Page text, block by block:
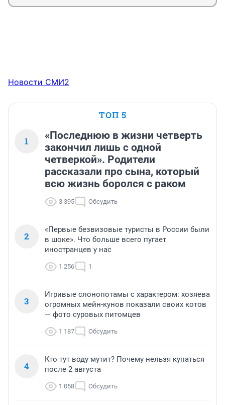
Новости СМИ2
ТОП 5
1
«Последнюю в жизни четверть
закончил лишь с одной
четверкой». Родители
рассказали про сына, который
всю жизнь боролся с раком
3 395 Обсудить
2
«Первые безвизовые туристы в России были
в шоке». Что больше всего пугает
иностранцев у нас
1 256 1
3
Игривые слонопотамы с характером: хозяева
огромных мейн-кунов показали своих котов
— фото суровых питомцев
1 187 Обсудить
4
Кто тут воду мутит? Почему нельзя купаться
после 2 августа
1 058 Обсудить